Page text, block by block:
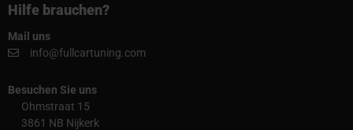
Hilfe brauchen?
Mail uns
info@fullcartuning.com
Besuchen Sie uns
Ohmstraat 15
3861 NB Nijkerk